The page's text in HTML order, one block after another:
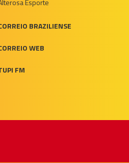
Esporte
BRAZILIENSE
WEB
FM